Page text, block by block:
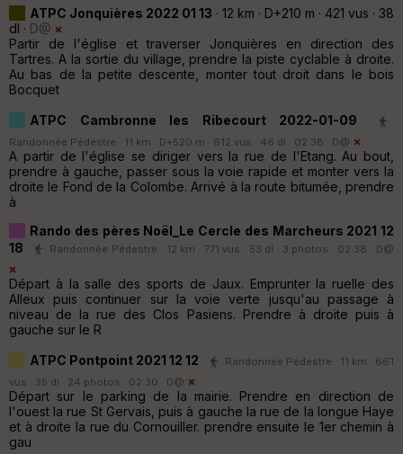
ATPC Jonquières 2022 01 13 · 12 km · D+210 m · 421 vus · 38
dl · D@
Partir de l'église et traverser Jonquières en direction des
Tartres. A la sortie du village, prendre la piste cyclable à droite.
Au bas de la petite descente, monter tout droit dans le bois
Bocquet
ATPC Cambronne les Ribecourt 2022-01-09
Randonnée Pédestre · 11 km · D+520 m · 612 vus · 46 dl · 02:38 · D@
A partir de l'église se diriger vers la rue de l'Etang. Au bout,
prendre à gauche, passer sous la voie rapide et monter vers la
droite le Fond de la Colombe. Arrivé à la route bitumée, prendre
à
Rando des pères Noël_Le Cercle des Marcheurs 2021 12
18
Randonnée Pédestre · 12 km · 771 vus · 53 dl · 3 photos · 02:38 · D@
Départ à la salle des sports de Jaux. Emprunter la ruelle des
Alleux puis continuer sur la voie verte jusqu'au passage à
niveau de la rue des Clos Pasiens. Prendre à droite puis à
gauche sur le R
ATPC Pontpoint 2021 12 12
Randonnée Pédestre · 11 km · 661
vus · 35 dl · 24 photos · 02:30 · D@
Départ sur le parking de la mairie. Prendre en direction de
l'ouest la rue St Gervais, puis à gauche la rue de la longue Haye
et à droite la rue du Cornouiller. prendre ensuite le 1er chemin à
gau